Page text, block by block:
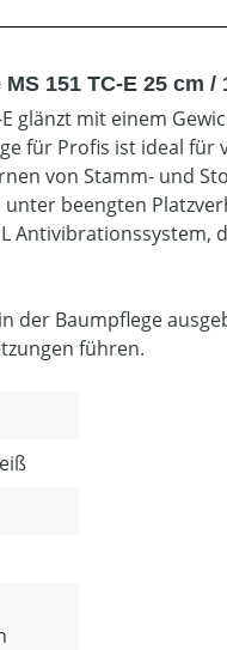
151 TC-E 25 cm /
glänzt mit einem
für Profis ist ideal
von Stamm- und
beengten
Antivibrationssystem,
der Baumpflege
führen.